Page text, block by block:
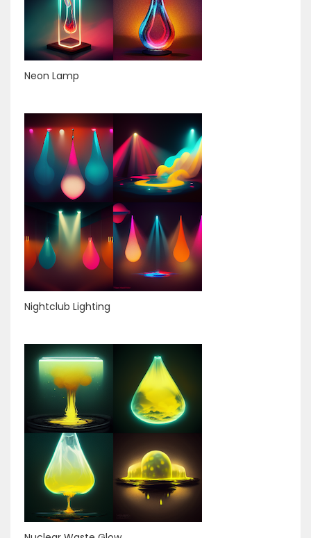
Neon Lamp
Nightclub Lighting